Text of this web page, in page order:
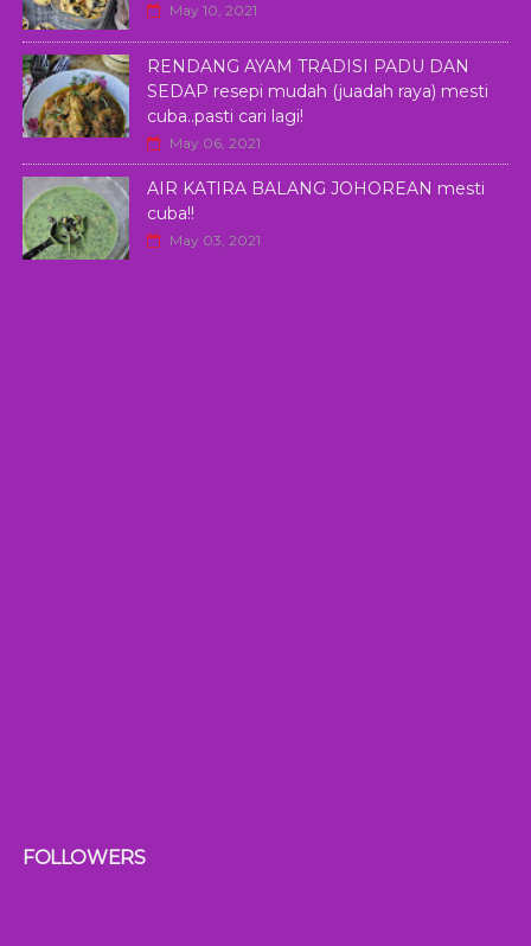
May 10, 2021
RENDANG AYAM TRADISI PADU DAN
SEDAP resepi mudah (juadah raya) mesti
cuba..pasti cari lagi!
May 06, 2021
AIR KATIRA BALANG JOHOREAN mesti
cuba!!
May 03, 2021
FOLLOWERS